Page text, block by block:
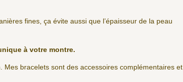
fines, ça évite aussi que l’épaisseur de la peau
à votre montre.
bracelets sont des accessoires complémentaires et